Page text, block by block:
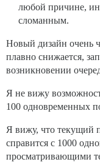
любой причине,
сломанным.
Новый дизайн очень
плавно снижается,
возникновении
Я не вижу
100 одновременных
Я вижу, что текущий
справится с 1000
просматривающими